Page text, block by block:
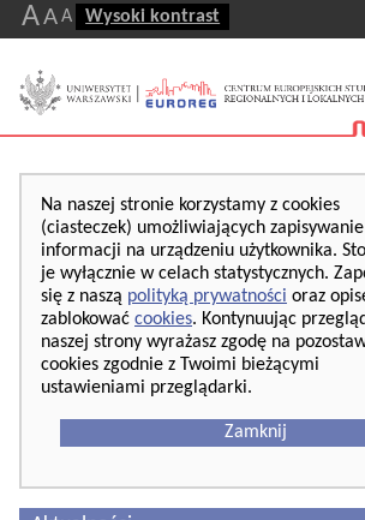
AA A Wysoki kontrast
Na naszej stronie korzystamy z cookies
(ciasteczek) umożliwiających zapisywanie
informacji na urządzeniu użytkownika.
je wyłącznie w celach statystycznych.
się z naszą polityką prywatności oraz
zablokować cookies. Kontynuując
naszej strony wyrażasz zgodę na
cookies zgodnie z Twoimi bieżącymi
ustawieniami przeglądarki.
Zamknij